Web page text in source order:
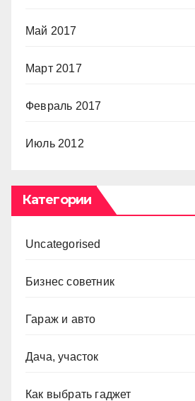
Май 2017
Март 2017
Февраль 2017
Июль 2012
Категории
Uncategorised
Бизнес советник
Гараж и авто
Дача, участок
Как выбрать гаджет